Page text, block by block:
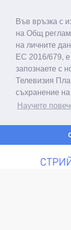
Във връзка с
на Общ
на личните
ЕС 2016/679,
запознаете с
Телевизия
съхранение на
Научете